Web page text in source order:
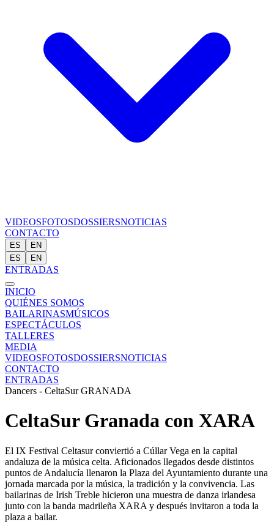
VIDEOSFOTOSDOSSIERSNOTICIAS
CONTACTO
ES
EN
ES
EN
ENTRADAS
INICIO
QUIÉNES SOMOS
BAILARINASMÚSICOS
ESPECTÁCULOS
TALLERES
MEDIA
VIDEOSFOTOSDOSSIERSNOTICIAS
CONTACTO
ENTRADAS
Dancers - CeltaSur GRANADA
CeltaSur Granada con XARA
El IX Festival Celtasur conviertió a Cúllar Vega en la capital
andaluza de la música celta. Aficionados llegados desde distintos
puntos de Andalucía llenaron la Plaza del Ayuntamiento durante una
jornada marcada por la música, la tradición y la convivencia. Las
bailarinas de Irish Treble hicieron una muestra de danza irlandesa
junto con la banda madrileña XARA y después invitaron a toda la
plaza a bailar.